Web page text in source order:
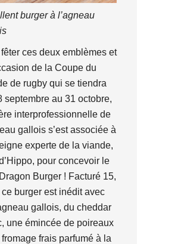
burger à l’agneau
fêter ces deux emblèmes et
de la Coupe du
de rugby qui se tiendra
septembre au 31 octobre,
interprofessionnelle de
gallois s’est associée à
experte de la viande,
pour concevoir le
Burger ! Facturé 15,
ce burger est inédit avec
gallois, du cheddar
une émincée de poireaux
frais parfumé à la